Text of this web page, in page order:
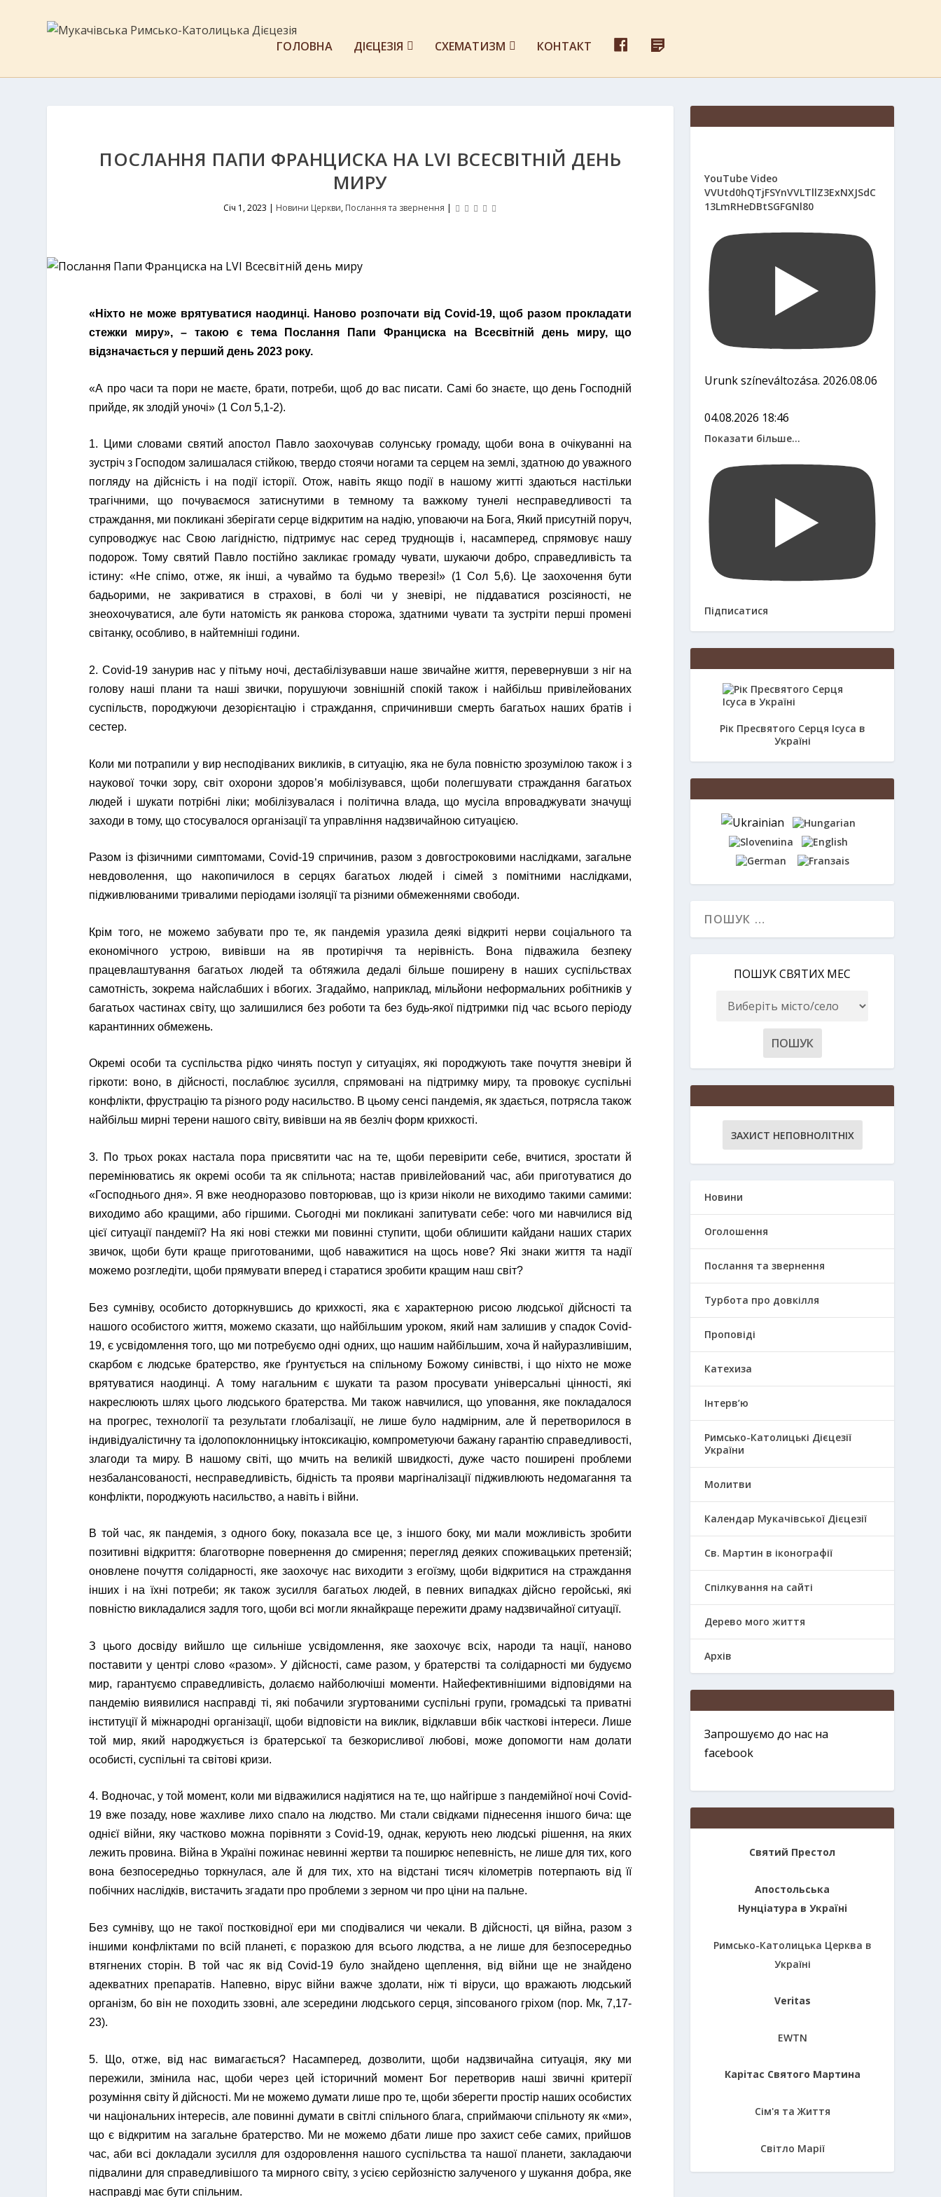
ГОЛОВНА ДІЄЦЕЗІЯ СХЕМАТИЗМ КОНТАКТ
E
Д
С
ПОСЛАННЯ ПАПИ ФРАНЦИСКА НА LVI ВСЕСВІТНІЙ ДЕНЬ
МИРУ
Січ 1, 2023 | Новини Церкви, Послання та звернення |
« Ніхто не може врятуватися наодинці. Наново розпочати від Covid-19, щоб разом прокладати
стежки миру», – такою є тема Послання Папи Франциска на Всесвітній день миру, що
відзначається у перший день 2023 року.
«А про часи та пори не маєте, брати, потреби, щоб до вас писати. Самі бо знаєте, що день Господній
прийде, як злодій уночі» (1 Сол 5,1-2).
1. Цими словами святий апостол Павло заохочував солунську громаду, щоби вона в очікуванні на
зустріч з Господом залишалася стійкою, твердо стоячи ногами та серцем на землі, здатною до уважного
погляду на дійсність і на події історії. Отож, навіть якщо події в нашому житті здаються настільки
трагічними, що почуваємося затиснутими в темному та важкому тунелі несправедливості та
страждання, ми покликані зберігати серце відкритим на надію, уповаючи на Бога, Який присутній поруч,
супроводжує нас Свою лагідністю, підтримує нас серед труднощів і, насамперед, спрямовує нашу
подорож. Тому святий Павло постійно закликає громаду чувати, шукаючи добро, справедливість та
істину: «Не спімо, отже, як інші, а чуваймо та будьмо тверезі!» (1 Сол 5,6). Це заохочення бути
бадьорими, не закриватися в страхові, в болі чи у зневірі, не піддаватися розсіяності, не
знеохочуватися, але бути натомість як ранкова сторожа, здатними чувати та зустріти перші промені
світанку, особливо, в найтемніші години.
2. Covid-19 занурив нас у пітьму ночі, дестабілізувавши наше звичайне життя, перевернувши з ніг на
голову наші плани та наші звички, порушуючи зовнішній спокій також і найбільш привілейованих
суспільств, породжуючи дезорієнтацію і страждання, спричинивши смерть багатьох наших братів і
сестер.
Коли ми потрапили у вир несподіваних викликів, в ситуацію, яка не була повністю зрозумілою також і з
наукової точки зору, світ охорони здоров’я мобілізувався, щоби полегшувати страждання багатьох
людей і шукати потрібні ліки; мобілізувалася і політична влада, що мусіла впроваджувати значущі
заходи в тому, що стосувалося організації та управління надзвичайною ситуацією.
Разом із фізичними симптомами, Covid-19 спричинив, разом з довгостроковими наслідками, загальне
невдоволення, що накопичилося в серцях багатьох людей і сімей з помітними наслідками,
підживлюваними тривалими періодами ізоляції та різними обмеженнями свободи.
Крім того, не можемо забувати про те, як пандемія уразила деякі відкриті нерви соціального та
економічного устрою, вивівши на яв протиріччя та нерівність. Вона підважила безпеку
працевлаштування багатьох людей та обтяжила дедалі більше поширену в наших суспільствах
самотність, зокрема найслабших і вбогих. Згадаймо, наприклад, мільйони неформальних робітників у
багатьох частинах світу, що залишилися без роботи та без будь-якої підтримки під час всього періоду
карантинних обмежень.
Окремі особи та суспільства рідко чинять поступ у ситуаціях, які породжують таке почуття зневіри й
гіркоти: воно, в дійсності, послаблює зусилля, спрямовані на підтримку миру, та провокує суспільні
конфлікти, фрустрацію та різного роду насильство. В цьому сенсі пандемія, як здається, потрясла також
найбільш мирні терени нашого світу, вивівши на яв безліч форм крихкості.
3. По трьох роках настала пора присвятити час на те, щоби перевірити себе, вчитися, зростати й
перемінюватись як окремі особи та як спільнота; настав привілейований час, аби приготуватися до
«Господнього дня». Я вже неодноразово повторював, що із кризи ніколи не виходимо такими самими:
виходимо або кращими, або гіршими. Сьогодні ми покликані запитувати себе: чого ми навчилися від
цієї ситуації пандемії? На які нові стежки ми повинні ступити, щоби облишити кайдани наших старих
звичок, щоби бути краще приготованими, щоб наважитися на щось нове? Які знаки життя та надії
можемо розгледіти, щоби прямувати вперед і старатися зробити кращим наш світ?
Без сумніву, особисто доторкнувшись до крихкості, яка є характерною рисою людської дійсності та
нашого особистого життя, можемо сказати, що найбільшим уроком, який нам залишив у спадок Covid-
19, є усвідомлення того, що ми потребуємо одні одних, що нашим найбільшим, хоча й найуразливішим,
скарбом є людське братерство, яке ґрунтується на спільному Божому синівстві, і що ніхто не може
врятуватися наодинці. А тому нагальним є шукати та разом просувати універсальні цінності, які
накреслюють шлях цього людського братерства. Ми також навчилися, що уповання, яке покладалося
на прогрес, технології та результати глобалізації, не лише було надмірним, але й перетворилося в
індивідуалістичну та ідолопоклонницьку інтоксикацію, компрометуючи бажану гарантію справедливості,
злагоди та миру. В нашому світі, що мчить на великій швидкості, дуже часто поширені проблеми
незбалансованості, несправедливість, бідність та прояви маргіналізації підживлюють недомагання та
конфлікти, породжують насильство, а навіть і війни.
В той час, як пандемія, з одного боку, показала все це, з іншого боку, ми мали можливість зробити
позитивні відкриття: благотворне повернення до смирення; перегляд деяких споживацьких претензій;
оновлене почуття солідарності, яке заохочує нас виходити з егоїзму, щоби відкритися на страждання
інших і на їхні потреби; як також зусилля багатьох людей, в певних випадках дійсно геройські, які
повністю викладалися задля того, щоби всі могли якнайкраще пережити драму надзвичайної ситуації.
З цього досвіду вийшло ще сильніше усвідомлення, яке заохочує всіх, народи та нації, наново
поставити у центрі слово «разом». У дійсності, саме разом, у братерстві та солідарності ми будуємо
мир, гарантуємо справедливість, долаємо найболючіші моменти. Найефективнішими відповідями на
пандемію виявилися насправді ті, які побачили згуртованими суспільні групи, громадські та приватні
інституції й міжнародні організації, щоби відповісти на виклик, відклавши вбік часткові інтереси. Лише
той мир, який народжується із братерської та безкорисливої любові, може допомогти нам долати
особисті, суспільні та світові кризи.
4. Водночас, у той момент, коли ми відважилися надіятися на те, що найгірше з пандемійної ночі Covid-
19 вже позаду, нове жахливе лихо спало на людство. Ми стали свідками піднесення іншого бича: ще
однієї війни, яку частково можна порівняти з Covid-19, однак, керують нею людські рішення, на яких
лежить провина. Війна в Україні пожинає невинні жертви та поширює непевність, не лише для тих, кого
вона безпосередньо торкнулася, але й для тих, хто на відстані тисяч кілометрів потерпають від її
побічних наслідків, вистачить згадати про проблеми з зерном чи про ціни на пальне.
Без сумніву, що не такої постковідної ери ми сподівалися чи чекали. В дійсності, ця війна, разом з
іншими конфліктами по всій планеті, є поразкою для всього людства, а не лише для безпосередньо
втягнених сторін. В той час як від Covid-19 було знайдено щеплення, від війни ще не знайдено
адекватних препаратів. Напевно, вірус війни важче здолати, ніж ті віруси, що вражають людський
організм, бо він не походить ззовні, але зсередини людського серця, зіпсованого гріхом (пор. Мк, 7,17-
23).
5. Що, отже, від нас вимагається? Насамперед, дозволити, щоби надзвичайна ситуація, яку ми
пережили, змінила нас, щоби через цей історичний момент Бог перетворив наші звичні критерії
розуміння світу й дійсності. Ми не можемо думати лише про те, щоби зберегти простір наших особистих
чи національних інтересів, але повинні думати в світлі спільного блага, сприймаючи спільноту як «ми»,
що є відкритим на загальне братерство. Ми не можемо дбати лише про захист себе самих, прийшов
час, аби всі докладали зусилля для оздоровлення нашого суспільства та нашої планети, закладаючи
підвалини для справедливішого та мирного світу, з усією серйозністю залученого у шукання добра, яке
насправді має бути спільним.
YouTube Video
VVUtd0hQTjFSYnVVLTllZ3ExNXJSdC
13LmRHeDBtSGFGNl80
Urunk színeváltozása. 2026.08.06
04.08.2026 18:46
Показати більше...
Підписатися
Рік Пресвятого Серця Ісуса в
Україні
ПОШУК СВЯТИХ МЕС
ЗАХИСТ НЕПОВНОЛІТНІХ
Новини
Оголошення
Послання та звернення
Турбота про довкілля
Проповіді
Катехиза
Інтерв’ю
Римсько-Католицькі Дієцезії
України
Молитви
Календар Мукачівської Дієцезії
Св. Мартин в іконографії
Спілкування на сайті
Дерево мого життя
Архів
Запрошуємо до нас на
facebook
Святий Престол
Апостольська
Нунціатура в Україні
Римсько-Католицька Церква в
Україні
Veritas
EWTN
Карітас Святого Мартина
Сім'я та Життя
Світло Марії